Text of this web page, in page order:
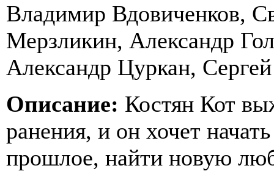
Владимир Вдовиченков,
Мерзликин, Александр
Александр Цуркан,
Описание: Костян Кот
ранения, и он хочет
прошлое, найти новую